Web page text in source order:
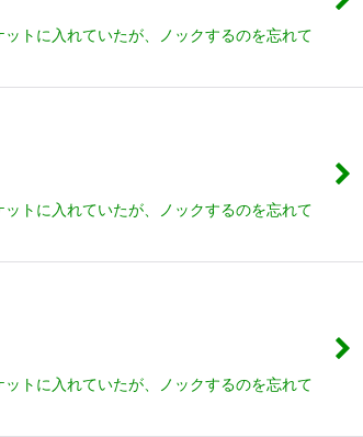
トに入れていたが、ノックするのを忘れて
トに入れていたが、ノックするのを忘れて
トに入れていたが、ノックするのを忘れて